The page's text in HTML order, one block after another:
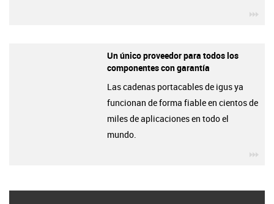
Un único proveedor para todos los
componentes con garantía
Las cadenas portacables de igus ya
funcionan de forma fiable en cientos de
miles de aplicaciones en todo el
mundo.